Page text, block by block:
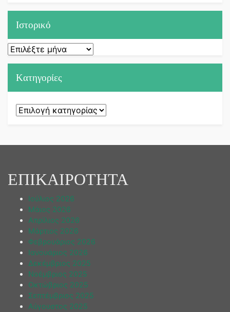
Ιστορικό
Ιστορικό
Kατηγορίες
Kατηγορίες
ΕΠΙΚΑΙΡΟΤΗΤΑ
Ιούλιος 2026
Μάιος 2026
Απρίλιος 2026
Μάρτιος 2026
Φεβρουάριος 2026
Ιανουάριος 2026
Δεκέμβριος 2025
Νοέμβριος 2025
Οκτώβριος 2025
Σεπτέμβριος 2025
Αύγουστος 2025